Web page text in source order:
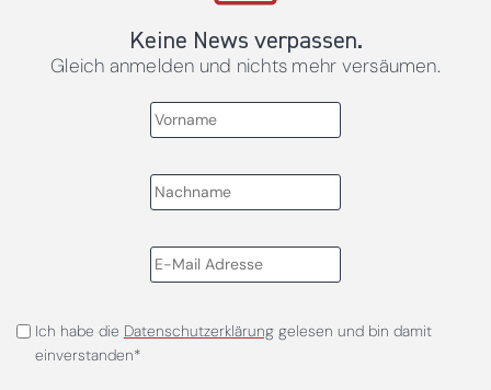
Keine News verpassen.
Gleich anmelden und nichts mehr versäumen.
Ich habe die Datenschutzerklärunggelesen und bin damit
einverstanden*